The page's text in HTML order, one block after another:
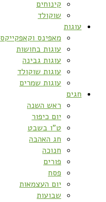
קינוחים
שוקולד
עוגות
מאפינס וקאפקייקס
עוגות בחושות
עוגות גבינה
עוגות שוקולד
עוגות שמרים
חגים
ראש השנה
יום כיפור
ט”ו בשבט
חג האהבה
חנוכה
פורים
פסח
יום העצמאות
שבועות